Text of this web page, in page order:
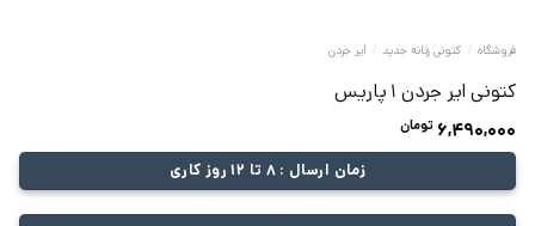
فروشگاه / کتونی زنانه جدید / ایر جردن
کتونى ایر جردن ١ پاریس
6,490,000تومان
زمان ارسال : 8 تا 12 روز کاری